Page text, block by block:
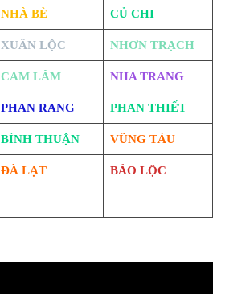
NHÀ BÈ CỦ CHI
XUÂN LỘC NHƠN TRẠCH
CAM LÂM NHA TRANG
PHAN RANG PHAN THIẾT
BÌNH THUẬN VŨNG TÀU
ĐÀ LẠT BẢO LỘC